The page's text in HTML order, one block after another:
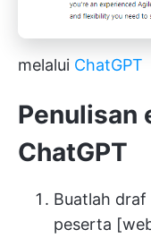
melalui ChatGPT
Penulisan
ChatGPT
Buatlah
peserta